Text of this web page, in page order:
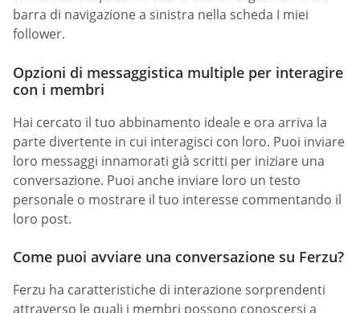
barra di navigazione a sinistra nella scheda I miei
follower.
Opzioni di messaggistica multiple per interagire
con i membri
Hai cercato il tuo abbinamento ideale e ora arriva la
parte divertente in cui interagisci con loro. Puoi inviare
loro messaggi innamorati già scritti per iniziare una
conversazione. Puoi anche inviare loro un testo
personale o mostrare il tuo interesse commentando il
loro post.
Come puoi avviare una conversazione su Ferzu?
Ferzu ha caratteristiche di interazione sorprendenti
attraverso le quali i membri possono conoscersi a